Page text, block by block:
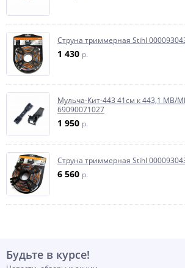
Струна триммерная Stihl
1 430 p.
Мульча-Кит-443 41см к 443,1 MB/
69090071027
1 950 p.
Струна триммерная Stihl
6 560 p.
Будьте в курсе!